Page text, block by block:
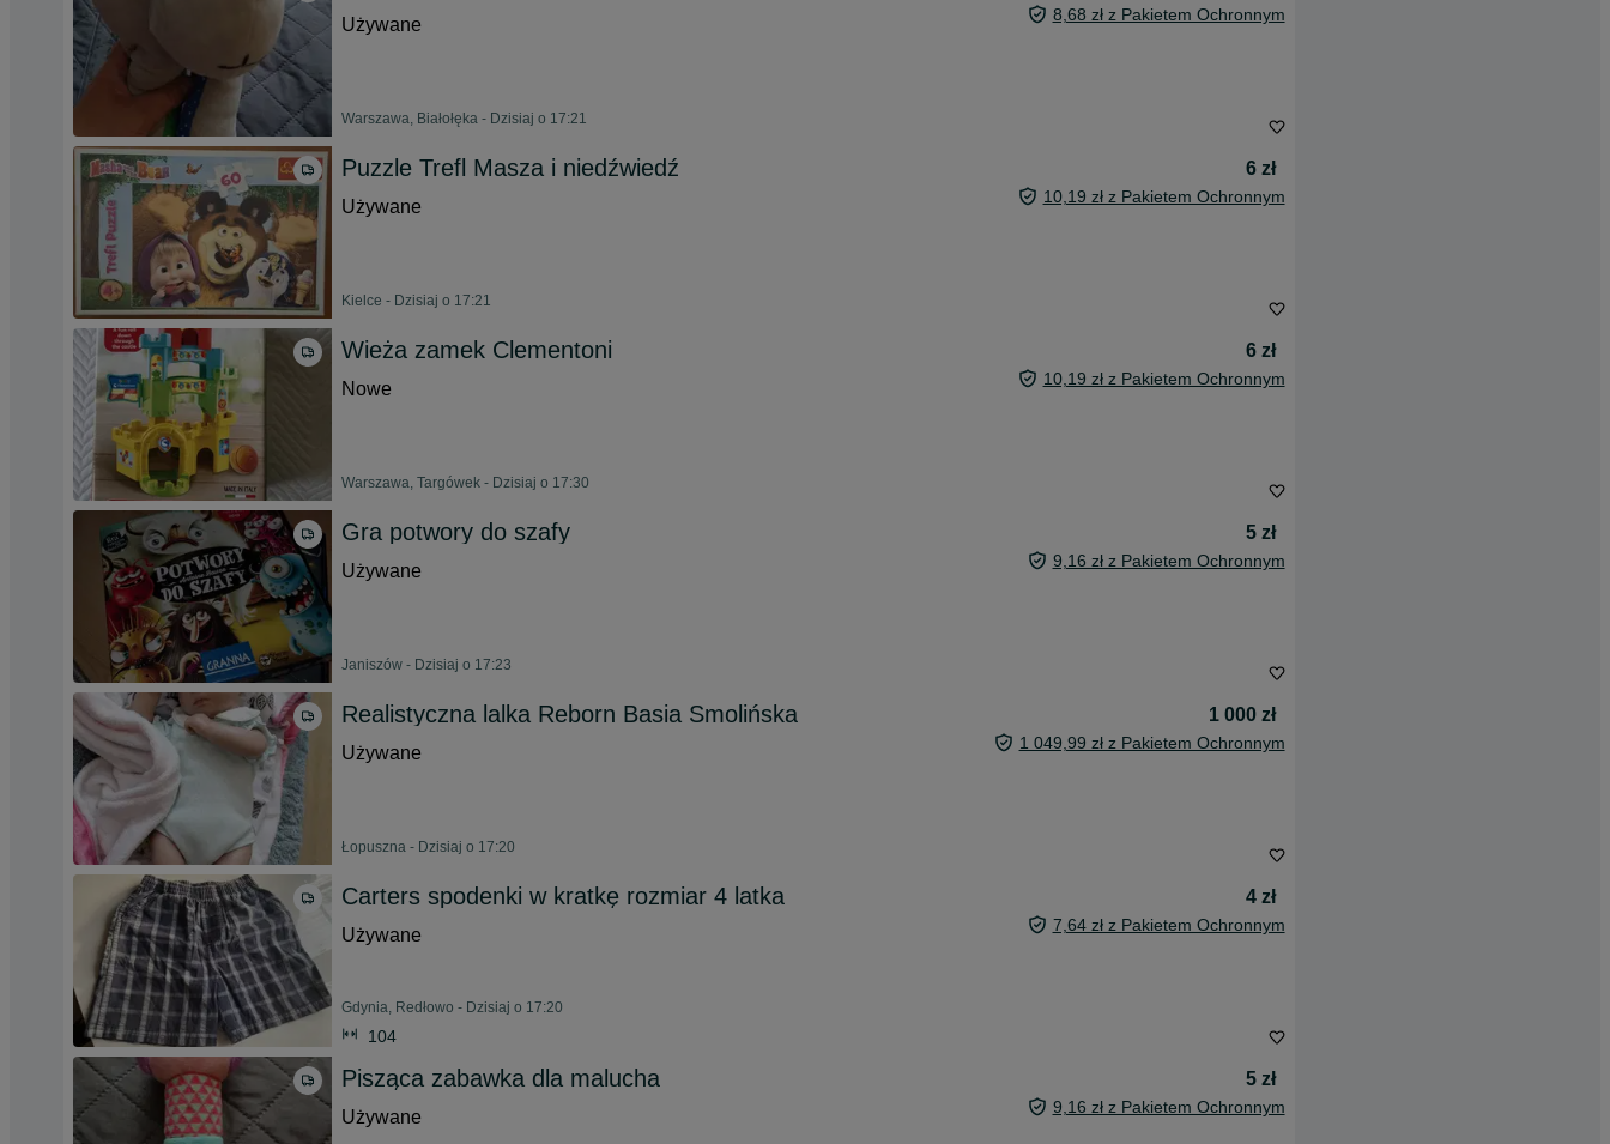
Używane
8,68 zł z Pakietem Ochronnym
Warszawa, Białołęka - Dzisiaj o 17:21
Puzzle Trefl Masza i niedźwiedź
6 zł
Używane
10,19 zł z Pakietem Ochronnym
Kielce - Dzisiaj o 17:21
Wieża zamek Clementoni
6 zł
Nowe
10,19 zł z Pakietem Ochronnym
Warszawa, Targówek - Dzisiaj o 17:30
Gra potwory do szafy
5 zł
Używane
9,16 zł z Pakietem Ochronnym
Janiszów - Dzisiaj o 17:23
Realistyczna lalka Reborn Basia Smolińska
1 000 zł
Używane
1 049,99 zł z Pakietem Ochronnym
Łopuszna - Dzisiaj o 17:20
Carters spodenki w kratkę rozmiar 4 latka
4 zł
Używane
7,64 zł z Pakietem Ochronnym
Gdynia, Redłowo - Dzisiaj o 17:20
104
Pisząca zabawka dla malucha
5 zł
Używane
9,16 zł z Pakietem Ochronnym